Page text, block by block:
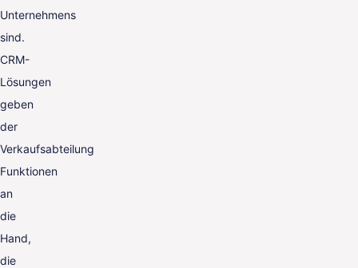
Unternehmens
sind.
CRM-
Lösungen
geben
der
Verkaufsabteilung
Funktionen
an
die
Hand,
die